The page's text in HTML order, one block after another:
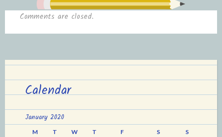
Comments are closed.
Calendar
January 2020
M T W T F S S